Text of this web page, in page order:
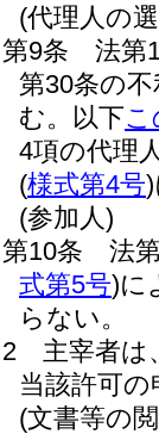
(代理人の
第9条
法第
第30条の
む。以下こ
4項の代理
(様式第4号)
(参加人)
第10条
法
式第5号)に
らない。
2
主宰者は
当該許可
(文書等の